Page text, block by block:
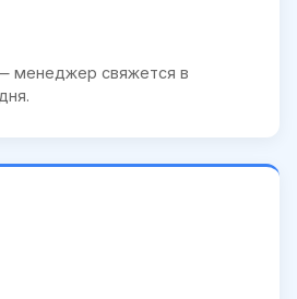
менеджер свяжется в